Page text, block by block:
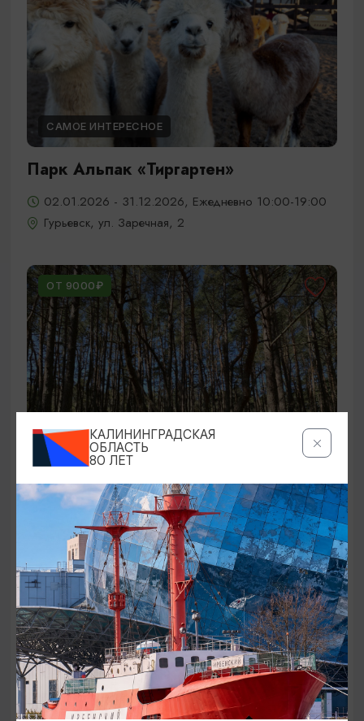
САМОЕ ИНТЕРЕСНОЕ
Парк Альпак «Тиргартен»
02.01.2026 - 31.12.2026, Ежедневно 10:00-19:00
Гурьевск, ул. Заречная, 2
ОТ 9000₽
ЭКСКУРСИИ УЧРЕЖДЕНИЙ КУЛЬТУРЫ
Аудиоспектакль «Истории Куршской
косы»
01.02.2026 - 31.12.2026, 13:00
Куршская коса
ОТ 2500₽
КАЛИНИНГРАДСКАЯ
ОБЛАСТЬ
80 ЛЕТ